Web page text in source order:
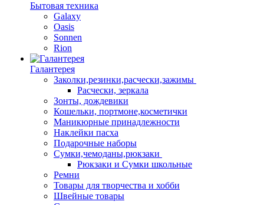
Бытовая техника
Galaxy
Oasis
Sonnen
Rion
Галантерея
Заколки,резинки,расчески,зажимы
Расчески, зеркала
Зонты, дождевики
Кошельки, портмоне,косметички
Маникюрные принадлежности
Наклейки пасха
Подарочные наборы
Сумки,чемоданы,рюкзаки
Рюкзаки и Сумки школьные
Ремни
Товары для творчества и хобби
Швейные товары